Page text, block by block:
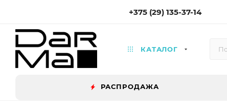
+375 (29) 135-37-14
КАТАЛОГ
РАСПРОДАЖА